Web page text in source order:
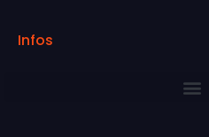
Infos